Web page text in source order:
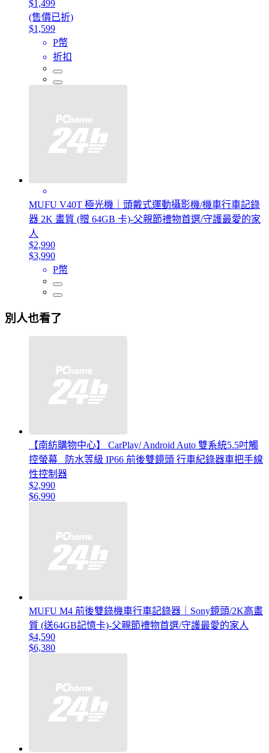
$1,499
(售價已折)
$1,599
P幣
折扣
MUFU V40T 極光機｜頭戴式運動攝影機/機車行車記錄
器 2K 畫質 (贈 64GB 卡)-父親節禮物首選/守護最愛的家
人
$2,990
$3,990
P幣
別人也看了
【南紡購物中心】 CarPlay/ Android Auto 雙系統5.5吋觸
控螢幕 防水等級 IP66 前後雙鏡頭 行車紀錄器車把手線
性控制器
$2,990
$6,990
MUFU M4 前後雙錄機車行車記錄器｜Sony鏡頭/2K高畫
質 (送64GB記憶卡)-父親節禮物首選/守護最愛的家人
$4,590
$6,380